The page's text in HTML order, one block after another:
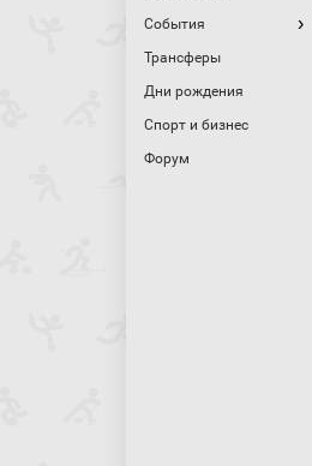
События
Трансферы
Дни рождения
Спорт и бизнес
Форум